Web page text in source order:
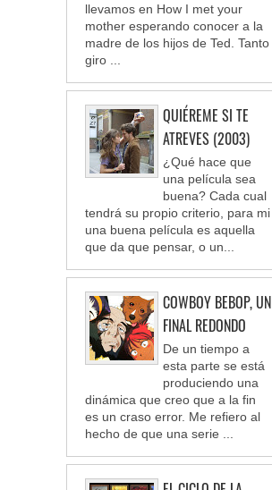
llevamos en How I met your
mother esperando conocer a la
madre de los hijos de Ted. Tanto
giro ...
QUIÉREME SI TE
ATREVES (2003)
¿Qué hace que
una película sea
buena? Cada cual
tendrá su propio criterio, para mi
una buena película es aquella
que da que pensar, o un...
COWBOY BEBOP, UN
FINAL REDONDO
De un tiempo a
esta parte se está
produciendo una
dinámica que creo que a la fin
es un craso error. Me refiero al
hecho de que una serie ...